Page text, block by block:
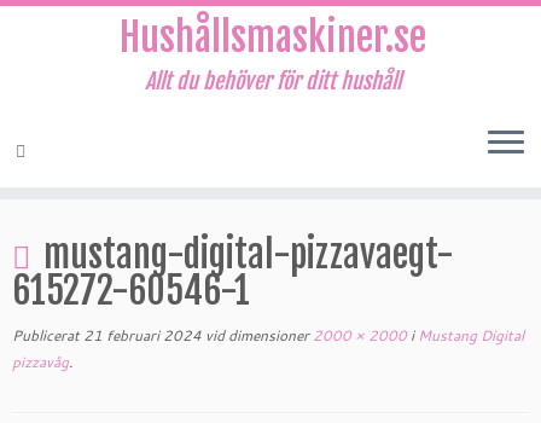
innehåll
Hushållsmaskiner.se
Allt du behöver för ditt hushåll
mustang-digital-pizzavaegt-
615272-60546-1
Publicerat 21 februari 2024 vid dimensioner2000 × 2000iMustang Digital
pizzavåg.